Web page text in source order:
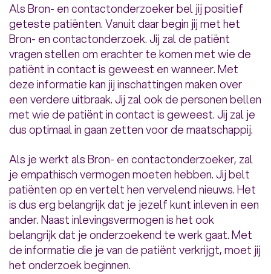
Als Bron- en contactonderzoeker bel jij positief
geteste patiënten. Vanuit daar begin jij met het
Bron- en contactonderzoek. Jij zal de patiënt
vragen stellen om erachter te komen met wie de
patiënt in contact is geweest en wanneer. Met
deze informatie kan jij inschattingen maken over
een verdere uitbraak. Jij zal ook de personen bellen
met wie de patiënt in contact is geweest. Jij zal je
dus optimaal in gaan zetten voor de maatschappij.
Als je werkt als Bron- en contactonderzoeker, zal
je empathisch vermogen moeten hebben. Jij belt
patiënten op en vertelt hen vervelend nieuws. Het
is dus erg belangrijk dat je jezelf kunt inleven in een
ander. Naast inlevingsvermogen is het ook
belangrijk dat je onderzoekend te werk gaat. Met
de informatie die je van de patiënt verkrijgt, moet jij
het onderzoek beginnen.